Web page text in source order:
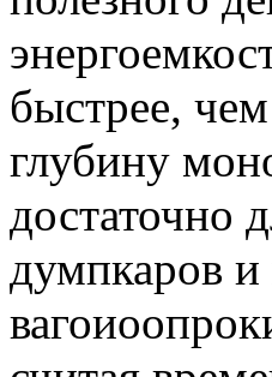
быстрее,
глубину
достаточно
думпкаров